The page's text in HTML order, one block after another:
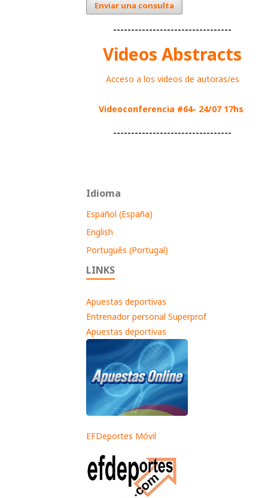
Enviar una consulta
---------------------------------
Videos Abstracts
Acceso a los videos de autoras/es
Videoconferencia #64- 24/07 17hs
---------------------------------
Idioma
Español (España)
English
Português (Portugal)
LINKS
Apuestas deportivas
Entrenador personal Superprof
Apuestas deportivas
EFDeportes Móvil